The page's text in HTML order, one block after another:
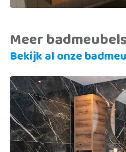
Meer badmeubels
Bekijk al onze